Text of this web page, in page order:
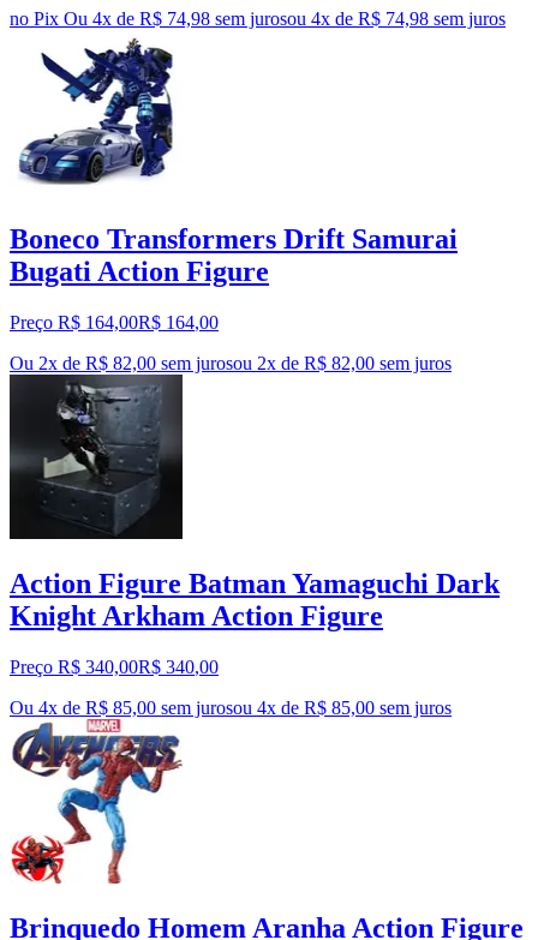
no Pix Ou 4x de R$ 74,98 sem jurosou 4x de R$ 74,98 sem juros
Boneco Transformers Drift Samurai
Bugati Action Figure
Preço R$ 164,00R$ 164,00
Ou 2x de R$ 82,00 sem jurosou 2x de R$ 82,00 sem juros
Action Figure Batman Yamaguchi Dark
Knight Arkham Action Figure
Preço R$ 340,00R$ 340,00
Ou 4x de R$ 85,00 sem jurosou 4x de R$ 85,00 sem juros
Brinquedo Homem Aranha Action Figure